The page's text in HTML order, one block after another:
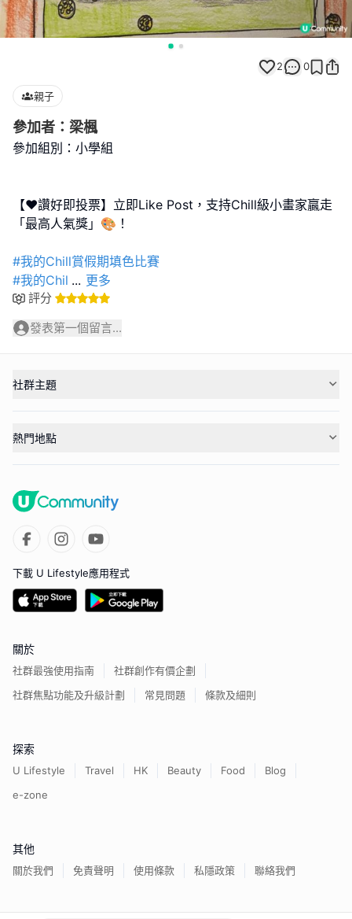
2 0
親子
參加者：梁楓
參加組別：小學組
【❤️讚好即投票】立即Like Post，支持Chill級小畫家贏走
「最高人氣獎」🎨！
#我的Chill賞假期填色比賽
#我的Chil ... 更多
評分
發表第一個留言...
社群主題
熱門地點
下載 U Lifestyle應用程式
關於
社群最強使用指南
社群創作有價企劃
社群焦點功能及升級計劃
常見問題 條款及細則
探索
U Lifestyle Travel HK Beauty Food
Blog
e-zone
其他
關於我們 免責聲明 使用條款 私隱政策 聯絡我們